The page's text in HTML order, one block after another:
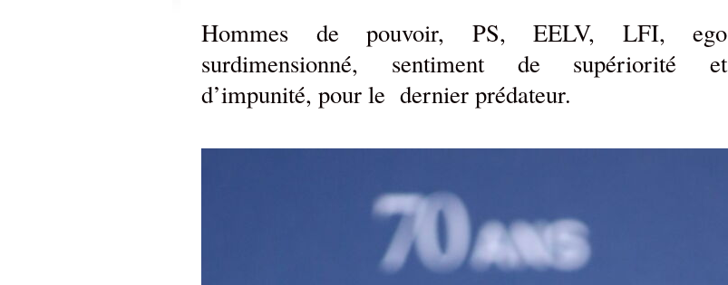
Hommes de pouvoir, PS, EELV, LFI, ego
surdimensionné, sentiment de supériorité et
d’impunité, pour le dernier prédateur.